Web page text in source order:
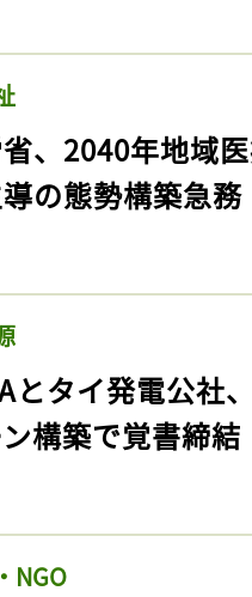
省、2040年地域
の態勢構築急務
とタイ発電公社
構築で覚書締結
NGO
ログイン
会員登録